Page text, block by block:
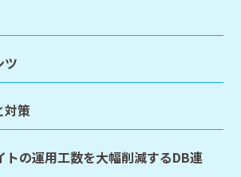
ツ
対策
トの運用工数を大幅削減するDB連